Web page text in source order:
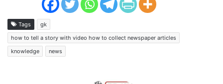
Tags
gk
how to tell a story with video how to collect newspaper articles
knowledge
news